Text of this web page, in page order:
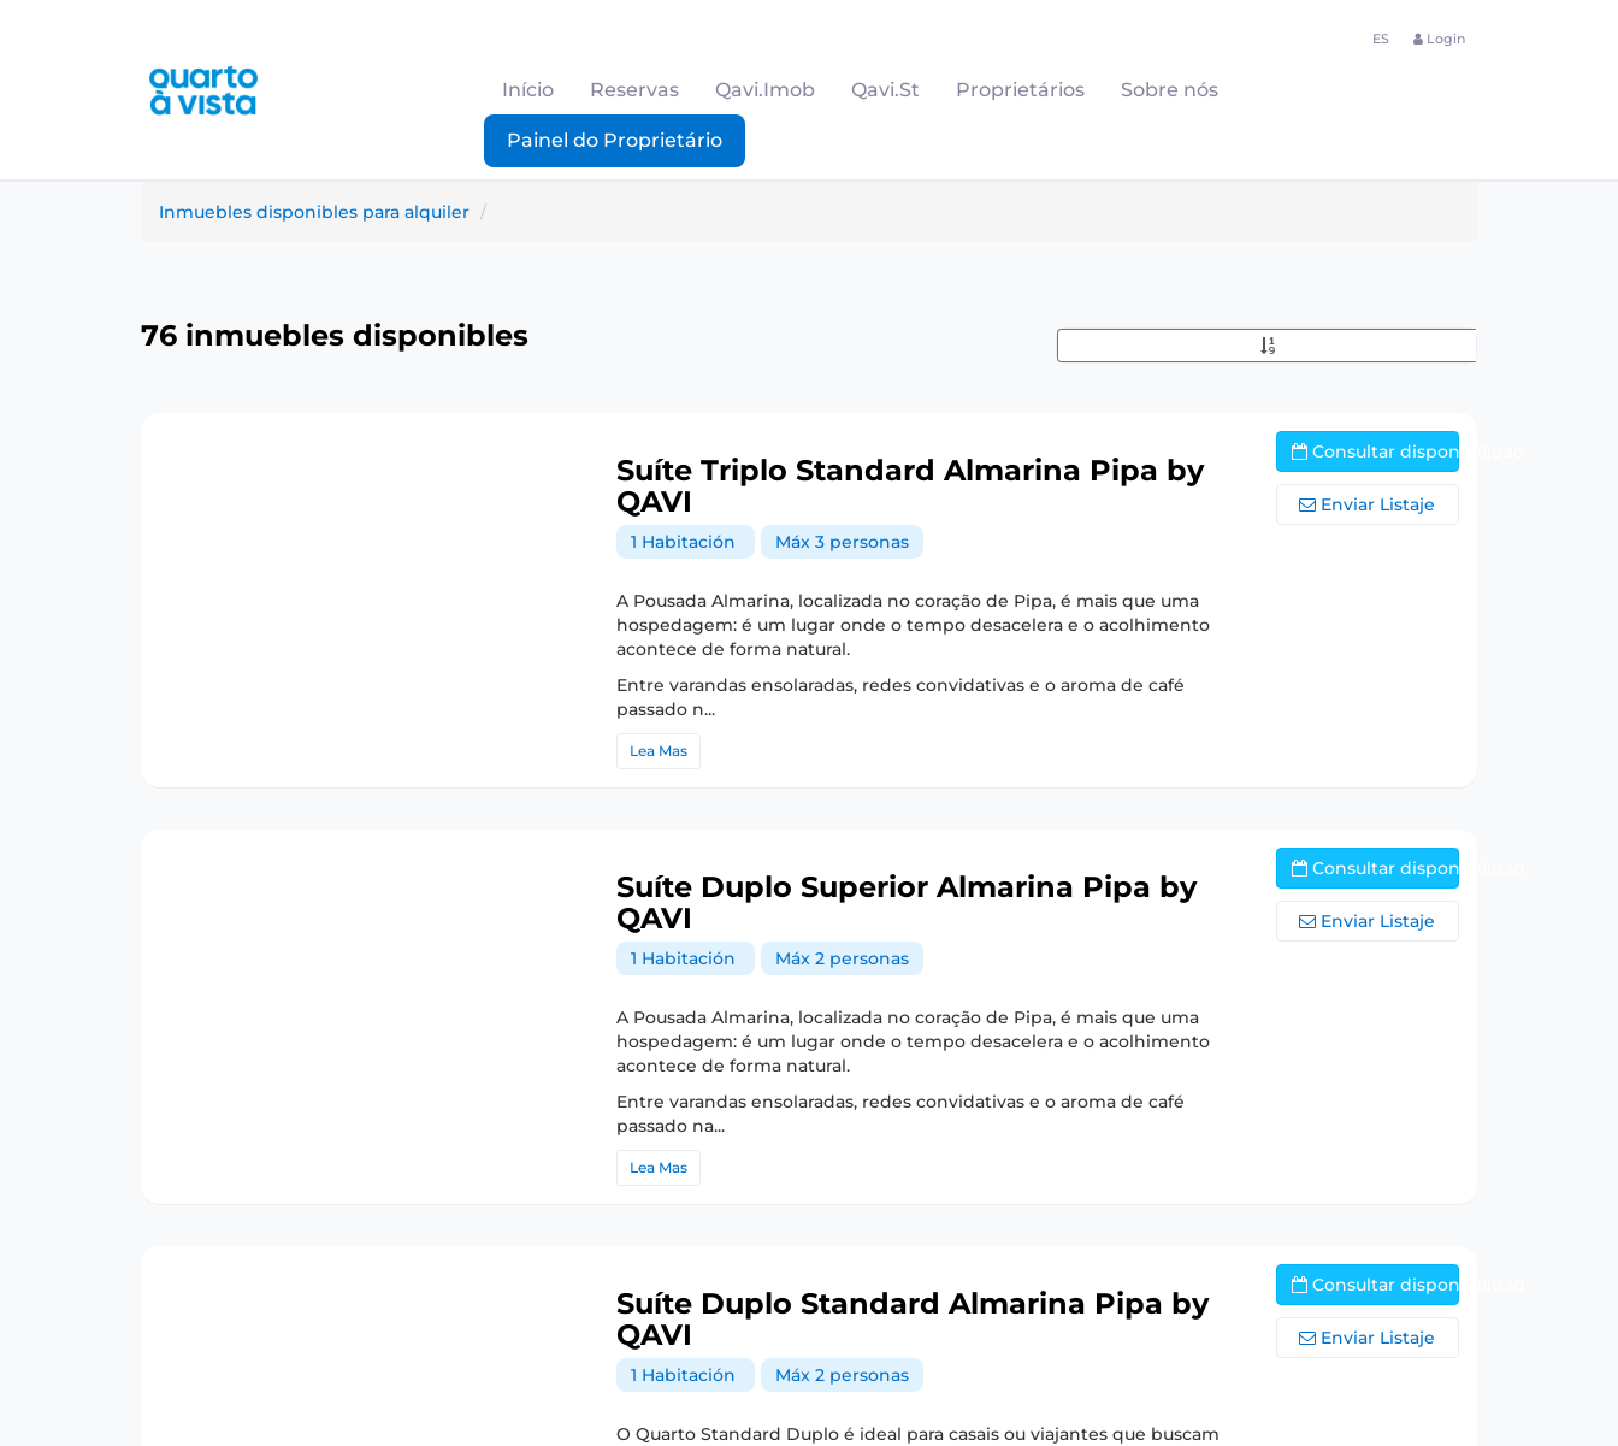
ES Login
Início Reservas Qavi.Imob Qavi.St Proprietários Sobre nós
Painel do Proprietário
Inmuebles disponibles para alquiler
76 inmuebles disponibles
Suíte Triplo Standard Almarina Pipa by
QAVI
1 Habitación Máx 3 personas
A Pousada Almarina, localizada no coração de Pipa, é mais que uma
hospedagem: é um lugar onde o tempo desacelera e o acolhimento
acontece de forma natural.
Entre varandas ensolaradas, redes convidativas e o aroma de café
passado n...
Lea Mas
Consultar disponibilidad
Enviar Listaje
Suíte Duplo Superior Almarina Pipa by
QAVI
1 Habitación Máx 2 personas
A Pousada Almarina, localizada no coração de Pipa, é mais que uma
hospedagem: é um lugar onde o tempo desacelera e o acolhimento
acontece de forma natural.
Entre varandas ensolaradas, redes convidativas e o aroma de café
passado na...
Lea Mas
Consultar disponibilidad
Enviar Listaje
Suíte Duplo Standard Almarina Pipa by
QAVI
1 Habitación Máx 2 personas
O Quarto Standard Duplo é ideal para casais ou viajantes que buscam
Consultar disponibilidad
Enviar Listaje